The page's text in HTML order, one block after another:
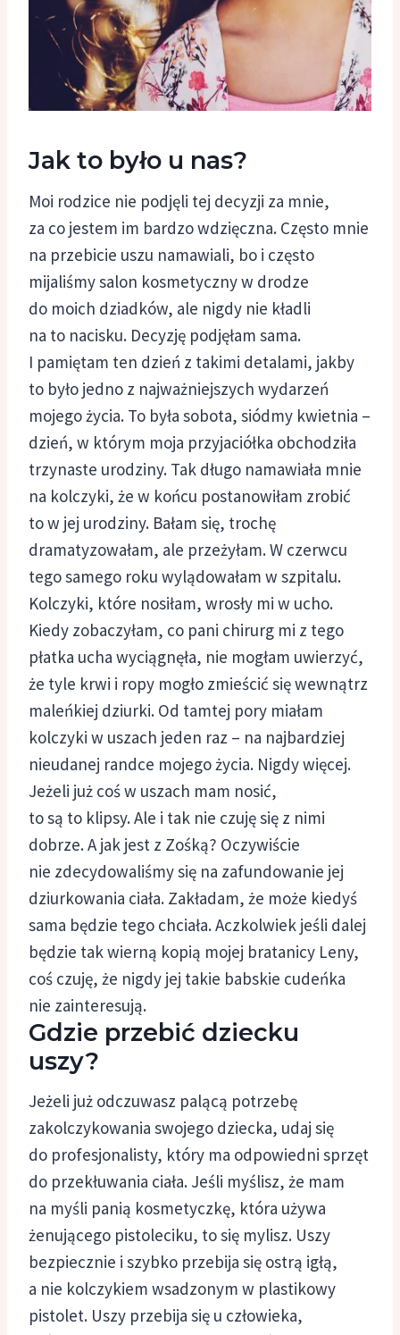
Jak to było u nas?
Moi rodzice nie podjęli tej decyzji za mnie,
za co jestem im bardzo wdzięczna. Często mnie
na przebicie uszu namawiali, bo i często
mijaliśmy salon kosmetyczny w drodze
do moich dziadków, ale nigdy nie kładli
na to nacisku. Decyzję podjęłam sama.
I pamiętam ten dzień z takimi detalami, jakby
to było jedno z najważniejszych wydarzeń
mojego życia. To była sobota, siódmy kwietnia –
dzień, w którym moja przyjaciółka obchodziła
trzynaste urodziny. Tak długo namawiała mnie
na kolczyki, że w końcu postanowiłam zrobić
to w jej urodziny. Bałam się, trochę
dramatyzowałam, ale przeżyłam. W czerwcu
tego samego roku wylądowałam w szpitalu.
Kolczyki, które nosiłam, wrosły mi w ucho.
Kiedy zobaczyłam, co pani chirurg mi z tego
płatka ucha wyciągnęła, nie mogłam uwierzyć,
że tyle krwi i ropy mogło zmieścić się wewnątrz
maleńkiej dziurki. Od tamtej pory miałam
kolczyki w uszach jeden raz – na najbardziej
nieudanej randce mojego życia. Nigdy więcej.
Jeżeli już coś w uszach mam nosić,
to są to klipsy. Ale i tak nie czuję się z nimi
dobrze. A jak jest z Zośką? Oczywiście
nie zdecydowaliśmy się na zafundowanie jej
dziurkowania ciała. Zakładam, że może kiedyś
sama będzie tego chciała. Aczkolwiek jeśli dalej
będzie tak wierną kopią mojej bratanicy Leny,
coś czuję, że nigdy jej takie babskie cudeńka
nie zainteresują.
Gdzie przebić dziecku
uszy?
Jeżeli już odczuwasz palącą potrzebę
zakolczykowania swojego dziecka, udaj się
do profesjonalisty, który ma odpowiedni sprzęt
do przekłuwania ciała. Jeśli myślisz, że mam
na myśli panią kosmetyczkę, która używa
żenującego pistoleciku, to się mylisz. Uszy
bezpiecznie i szybko przebija się ostrą igłą,
a nie kolczykiem wsadzonym w plastikowy
pistolet. Uszy przebija się u człowieka,